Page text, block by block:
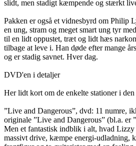
slidt, men stadigt kæmpende og stærkt
Pakken er også et vidnesbyrd om Philip
en ung, stram og meget smart ung tyr
til en lidt oppustet, træt og lidt hæs
tilbage at leve i. Han døde efter mange
og er stadig savnet. Hver dag.
DVD'en i detaljer
Her lidt kort om de enkelte stationer i
”Live and Dangerous”, dvd: 11 numre,
originale ”Live and Dangerous” (bl.a. er
Men et fantastisk indblik i alt, hvad
massivt drive, kæmpe energi-udladning,